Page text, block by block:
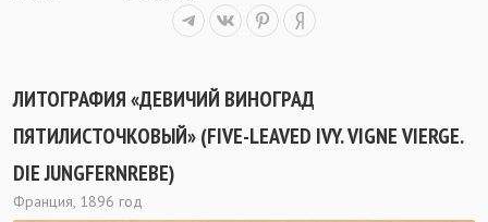
ЛИТОГРАФИЯ «ДЕВИЧИЙ ВИНОГРАД
ПЯТИЛИСТОЧКОВЫЙ» (FIVE-LEAVED IVY. VIGNE VIERGE.
DIE JUNGFERNREBE)
Франция, 1896 год